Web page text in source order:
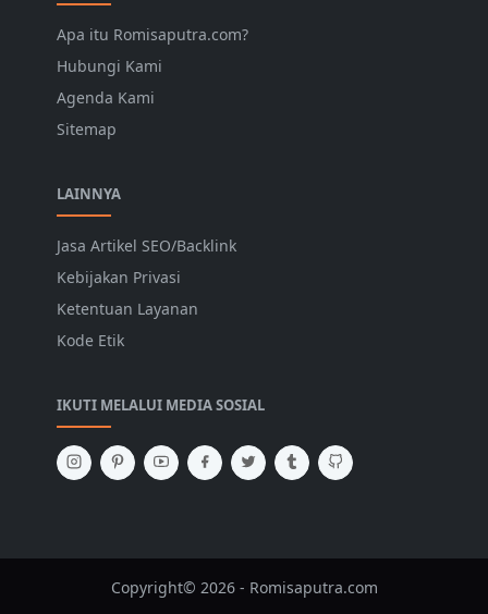
Apa itu Romisaputra.com?
Hubungi Kami
Agenda Kami
Sitemap
LAINNYA
Jasa Artikel SEO/Backlink
Kebijakan Privasi
Ketentuan Layanan
Kode Etik
IKUTI MELALUI MEDIA SOSIAL
Copyright© 2026 - Romisaputra.com